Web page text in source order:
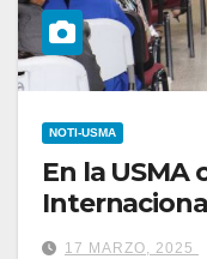
NOTI-USMA
En la USMA
17 MARZO, 2025